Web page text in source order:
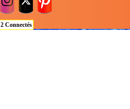
2 Connectés